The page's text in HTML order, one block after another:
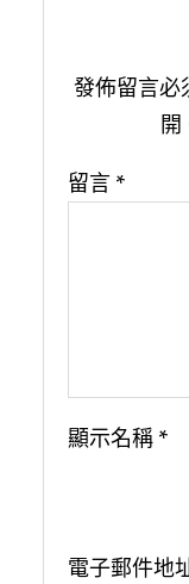
發佈留言必
開
留言 *
顯示名稱 *
電子郵件地